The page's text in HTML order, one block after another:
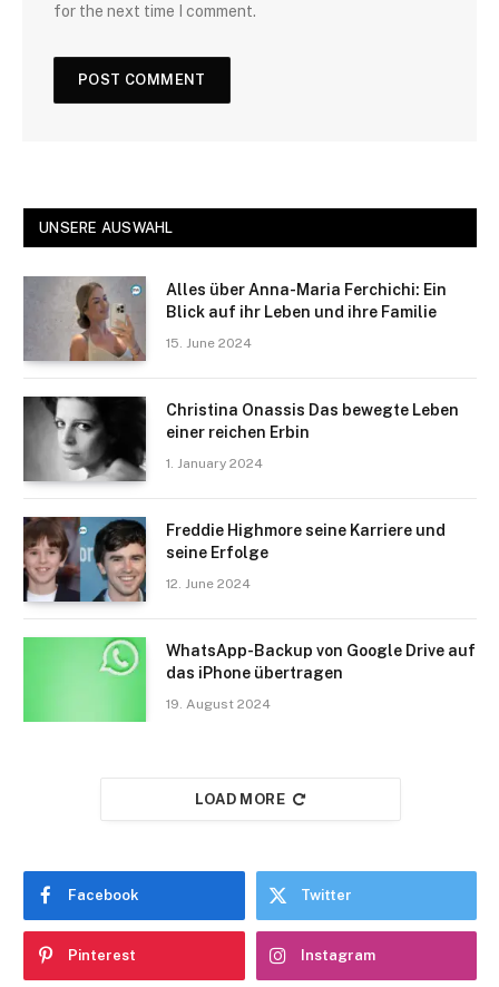
for the next time I comment.
UNSERE AUSWAHL
Alles über Anna-Maria Ferchichi: Ein
Blick auf ihr Leben und ihre Familie
15. June 2024
Christina Onassis Das bewegte Leben
einer reichen Erbin
1. January 2024
Freddie Highmore seine Karriere und
seine Erfolge
12. June 2024
WhatsApp-Backup von Google Drive auf
das iPhone übertragen
19. August 2024
LOAD MORE
Facebook Twitter
Pinterest Instagram